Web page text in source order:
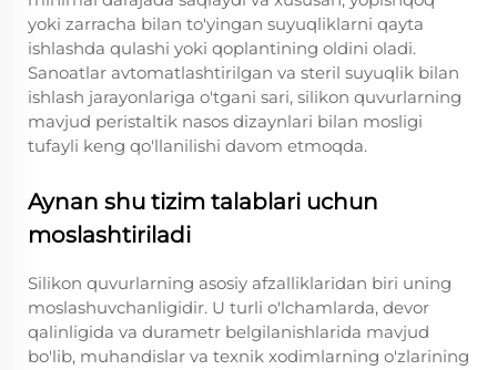
yoki zarracha bilan to'yingan suyuqliklarni qayta
ishlashda qulashi yoki qoplantining oldini oladi.
Sanoatlar avtomatlashtirilgan va steril suyuqlik bilan
ishlash jarayonlariga o'tgani sari, silikon quvurlarning
mavjud peristaltik nasos dizaynlari bilan mosligi
tufayli keng qo'llanilishi davom etmoqda.
Aynan shu tizim talablari uchun
moslashtiriladi
Silikon quvurlarning asosiy afzalliklaridan biri uning
moslashuvchanligidir. U turli o'lchamlarda, devor
qalinligida va durametr belgilanishlarida mavjud
bo'lib, muhandislar va texnik xodimlarning o'zlarining